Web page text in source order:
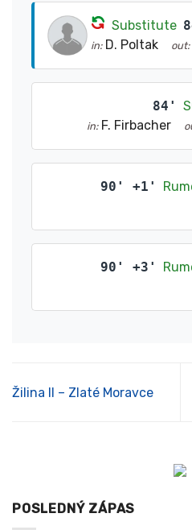
Substitute
in: D. Poltak out:
84'
in: F. Firbacher
90' +1'
90' +3'
Žilina II – Zlaté Moravce
POSLEDNÝ ZÁPAS